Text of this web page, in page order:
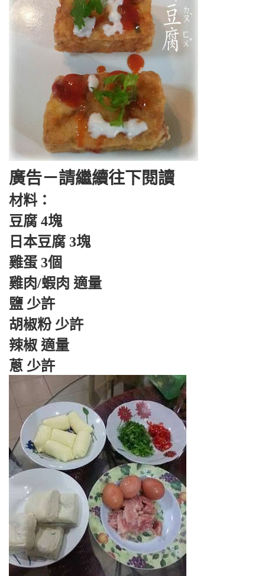
廣告－請繼續往下閱讀
材料：
豆腐 4塊
日本豆腐 3塊
雞蛋 3個
雞肉/蝦肉 適量
鹽 少許
胡椒粉 少許
辣椒 適量
蔥 少許